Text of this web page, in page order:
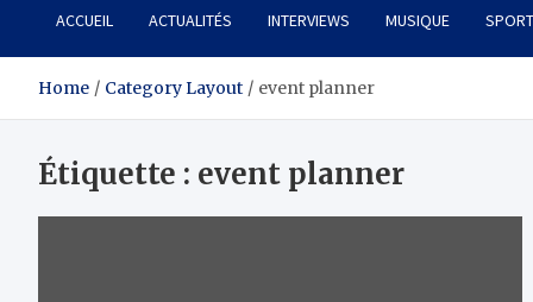
ACCUEIL ACTUALITÉS INTERVIEWS MUSIQUE SPORT
Home Category Layout event planner
Étiquette : event planner